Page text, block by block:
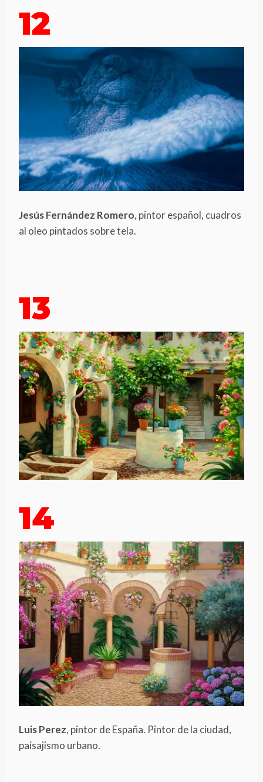
12
Jesús Fernández Romero, pintor español, cuadros
al oleo pintados sobre tela.
13
14
Luis Perez, pintor de España. Pintor de la ciudad,
paisajismo urbano.